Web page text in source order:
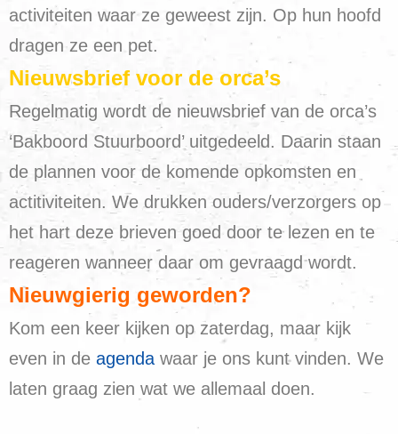
activiteiten waar ze geweest zijn. Op hun hoofd
dragen ze een pet.
Nieuwsbrief voor de orca’s
Regelmatig wordt de nieuwsbrief van de orca’s
‘Bakboord Stuurboord’ uitgedeeld. Daarin staan
de plannen voor de komende opkomsten en
actitiviteiten. We drukken ouders/verzorgers op
het hart deze brieven goed door te lezen en te
reageren wanneer daar om gevraagd wordt.
Nieuwgierig geworden?
Kom een keer kijken op zaterdag, maar kijk
even in de agenda waar je ons kunt vinden. We
laten graag zien wat we allemaal doen.